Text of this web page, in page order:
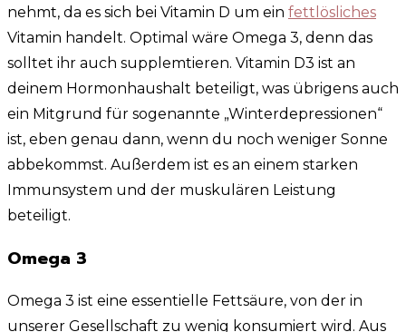
nehmt, da es sich bei Vitamin D um ein fettlösliches
Vitamin handelt. Optimal wäre Omega 3, denn das
solltet ihr auch supplemtieren. Vitamin D3 ist an
deinem Hormonhaushalt beteiligt, was übrigens auch
ein Mitgrund für sogenannte „Winterdepressionen“
ist, eben genau dann, wenn du noch weniger Sonne
abbekommst. Außerdem ist es an einem starken
Immunsystem und der muskulären Leistung
beteiligt.
Omega 3
Omega 3 ist eine essentielle Fettsäure, von der in
unserer Gesellschaft zu wenig konsumiert wird. Aus